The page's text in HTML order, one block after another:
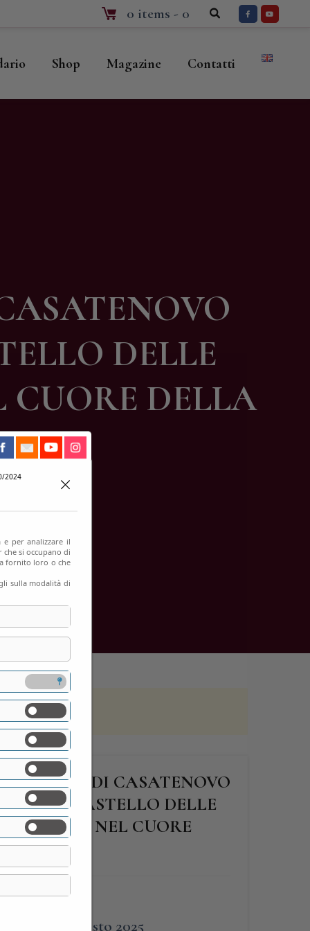
0 items - 0
Shop Magazine Contatti
DELLE
DELLA
DI CASATENOVO
“CASTELLO DELLE
NEL CUORE
31 Agosto 2025
2024
per analizzare il
si occupano di
fornito loro o che
sulla modalità di